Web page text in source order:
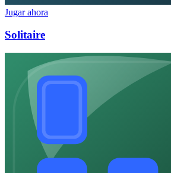
Jugar ahora
Solitaire